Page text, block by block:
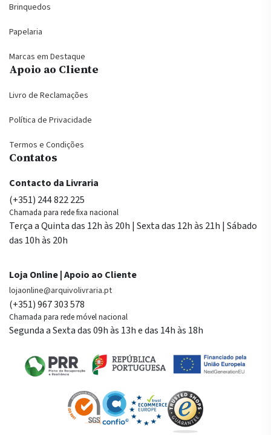
Brinquedos
Papelaria
Marcas em Destaque
Apoio ao Cliente
Livro de Reclamações
Política de Privacidade
Termos e Condições
Contatos
Contacto da Livraria
(+351) 244 822 225
Chamada para rede fixa nacional
Terça a Quinta das 12h às 20h | Sexta das 12h às 21h | Sábado
das 10h às 20h
Loja Online | Apoio ao Cliente
lojaonline@arquivolivraria.pt
(+351) 967 303 578
Chamada para rede móvel nacional
Segunda a Sexta das 09h às 13h e das 14h às 18h